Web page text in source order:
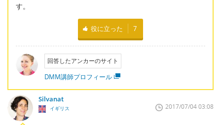
す。
役に立った 7
回答したアンカーのサイト
DMM講師プロフィール
Silvanat
イギリス 2017/07/04 03:08